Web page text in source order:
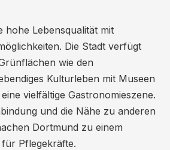
hohe Lebensqualität mit
Die Stadt verfügt
wie den
Kulturleben mit Museen
vielfältige Gastronomieszene.
und die Nähe zu anderen
Dortmund zu einem
Pflegekräfte.